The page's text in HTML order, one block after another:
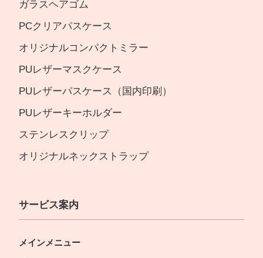
ガラスヘアゴム
PCクリアパスケース
オリジナルコンパクトミラー
PUレザーマスクケース
PUレザーパスケース（国内印刷）
PUレザーキーホルダー
ステンレスクリップ
オリジナルネックストラップ
サービス案内
メインメニュー